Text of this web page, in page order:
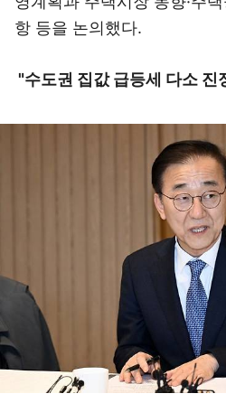
항 등을 논의했다.
"수도권 집값 급등세 다소